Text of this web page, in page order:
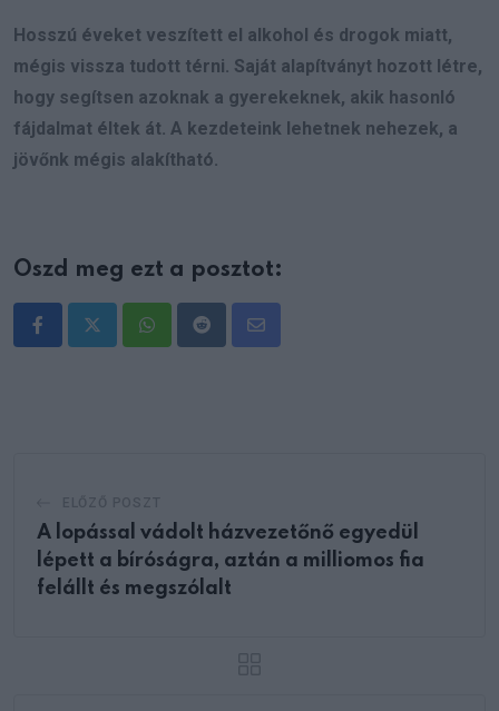
Hosszú éveket veszített el alkohol és drogok miatt,
mégis vissza tudott térni. Saját alapítványt hozott létre,
hogy segítsen azoknak a gyerekeknek, akik hasonló
fájdalmat éltek át. A kezdeteink lehetnek nehezek, a
jövőnk mégis alakítható.
Oszd meg ezt a posztot:
WhatsappRedditShare
A lopással vádolt házvezetőnő egyedül
lépett a bíróságra, aztán a milliomos fia
felállt és megszólalt